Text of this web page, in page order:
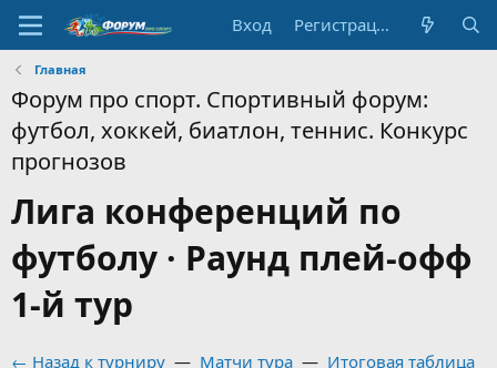
Вход Регистрация
Главная
Форум про спорт. Спортивный форум:
футбол, хоккей, биатлон, теннис. Конкурс
прогнозов
Лига конференций по
футболу · Раунд плей-офф
1-й тур
← Назад к турниру — Матчи тура — Итоговая таблица